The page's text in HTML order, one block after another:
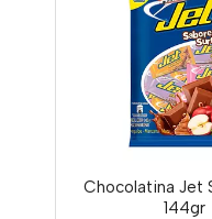
Chocolatina Jet
144gr